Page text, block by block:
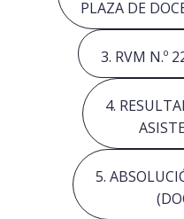
PLAZA DE
3. RVM N.º
4.
5.